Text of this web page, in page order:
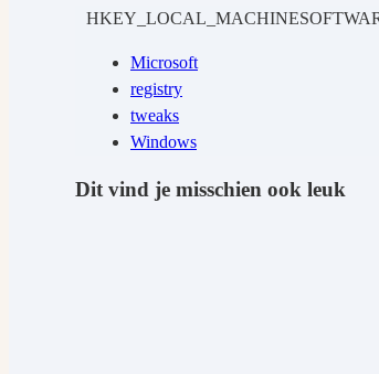
Microsoft
registry
tweaks
Windows
Dit vind je misschien ook leuk